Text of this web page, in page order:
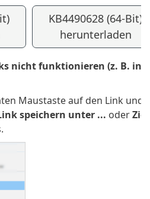
KB4490628 (64-Bit)
herunterladen
nicht funktionieren (z. B. in
Maustaste auf den Link und
speichern unter ... oderZiel